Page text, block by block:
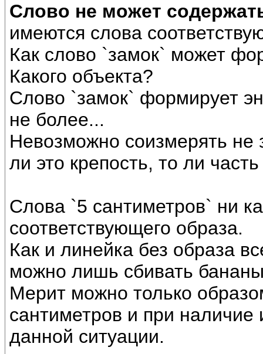
Слово не может
имеются слова
Как слово `замок` может
Какого объекта?
Слово `замок` формирует
не более...
Невозможно соизмерять не
ли это крепость, то ли
Слова `5 сантиметров` ни
соответствующего образа.
Как и линейка без образа
можно лишь сбивать
Мерит можно только
сантиметров и при
данной ситуации.